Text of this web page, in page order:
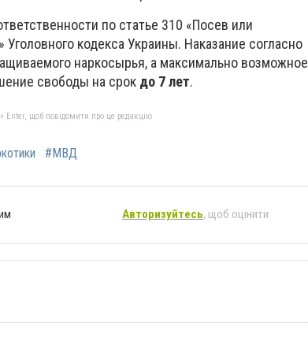
по статье 310 «Посев или
кодекса Украины. Наказание согласно
наркосырья, а максимально возможное
свободы на срок до 7 лет.
Enter, щоб повідомити про це редакцію
#МВД
Авторизуйтесь, щоб оцінити